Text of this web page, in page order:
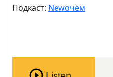
Подкаст: Newочём